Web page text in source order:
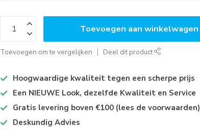
Toevoegen aan winkelwagen
Toevoegen om te vergelijken Deel dit product
Hoogwaardige kwaliteit tegen een scherpe prijs
Een NIEUWE Look, dezelfde Kwaliteit en Service
Gratis levering boven €100 (lees de voorwaarden)
Deskundig Advies